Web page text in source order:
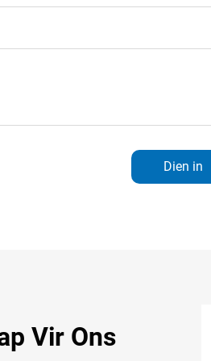
Dien in
Vir Ons